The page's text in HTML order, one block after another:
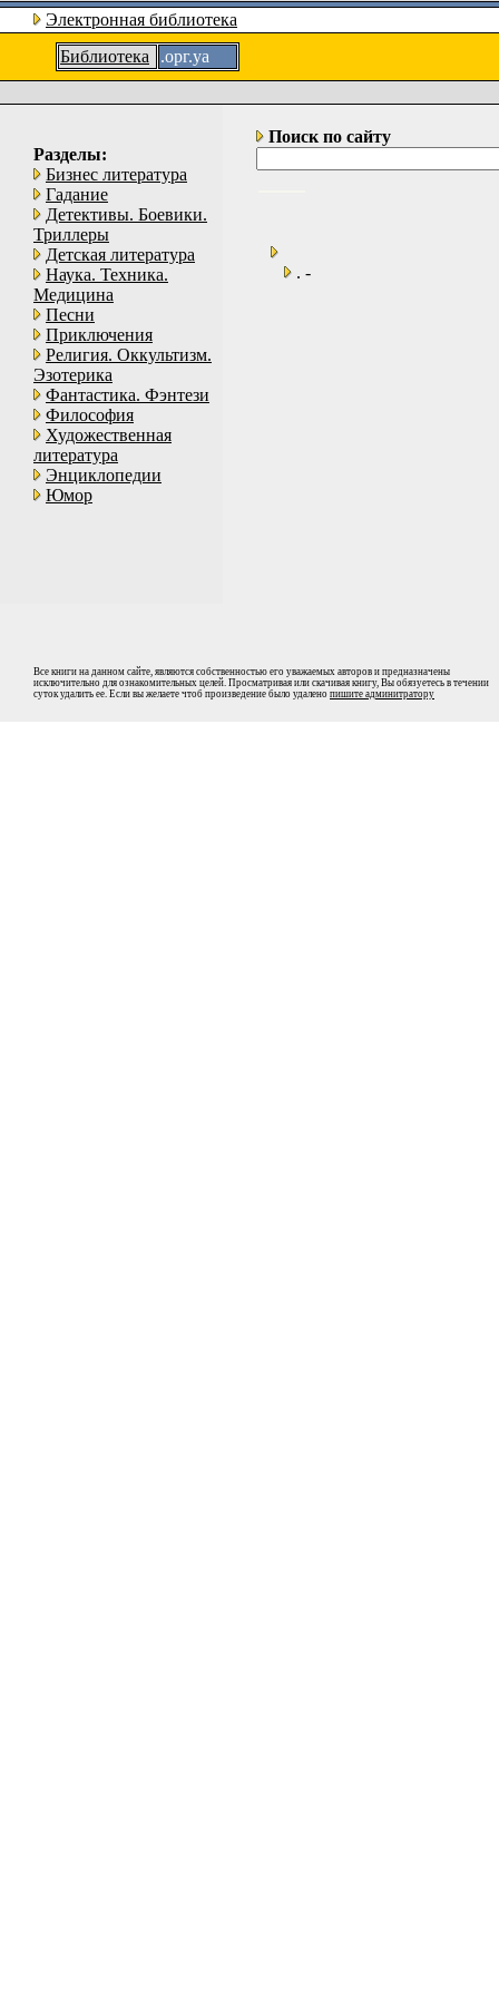
Электронная библиотека
Библиотека
.орг.уа
Разделы:
Бизнес литература
Гадание
Детективы. Боевики.
Триллеры
Детская литература
Наука. Техника.
Медицина
Песни
Приключения
Религия. Оккультизм.
Эзотерика
Фантастика. Фэнтези
Философия
Художественная
литература
Энциклопедии
Юмор
Поиск по сайту
. -
Все книги на данном сайте, являются собственностью его уважаемых авторов и предназначены
исключительно для ознакомительных целей. Просматривая или скачивая книгу, Вы обязуетесь в течении
суток удалить ее. Если вы желаете чтоб произведение было удалено пишите админитратору